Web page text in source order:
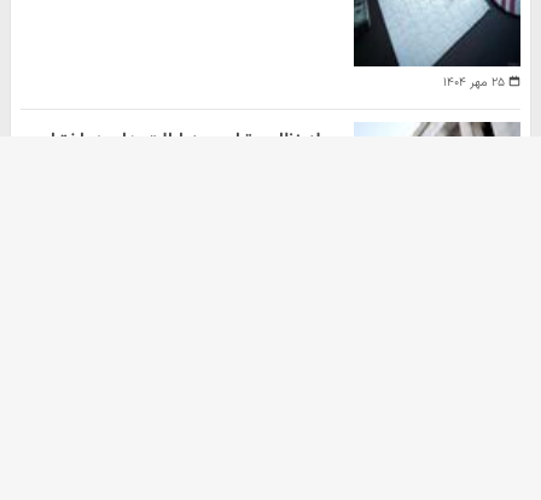
۲۵ مهر ۱۴۰۴
حمله نظامی ترامپ به ایالت های در اختیار